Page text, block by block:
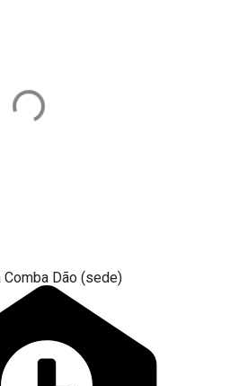
Comba Dão (sede)